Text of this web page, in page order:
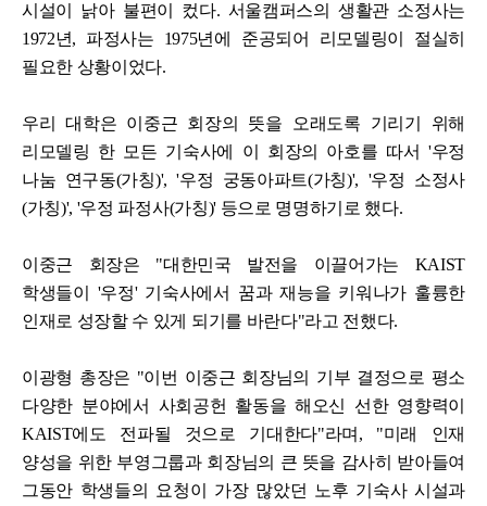
시설이 낡아 불편이 컸다. 서울캠퍼스의 생활관 소정사는
1972년, 파정사는 1975년에 준공되어 리모델링이 절실히
필요한 상황이었다.
우리 대학은 이중근 회장의 뜻을 오래도록 기리기 위해
리모델링 한 모든 기숙사에 이 회장의 아호를 따서 '우정
나눔 연구동(가칭)', '우정 궁동아파트(가칭)', '우정 소정사
(가칭)', '우정 파정사(가칭)' 등으로 명명하기로 했다.
이중근 회장은 "대한민국 발전을 이끌어가는 KAIST
학생들이 '우정' 기숙사에서 꿈과 재능을 키워나가 훌륭한
인재로 성장할 수 있게 되기를 바란다"라고 전했다.
이광형 총장은 "이번 이중근 회장님의 기부 결정으로 평소
다양한 분야에서 사회공헌 활동을 해오신 선한 영향력이
KAIST에도 전파될 것으로 기대한다"라며, "미래 인재
양성을 위한 부영그룹과 회장님의 큰 뜻을 감사히 받아들여
그동안 학생들의 요청이 가장 많았던 노후 기숙사 시설과